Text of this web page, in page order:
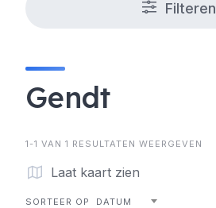
Filteren
Gendt
1-1 VAN 1 RESULTATEN WEERGEVEN
Laat kaart zien
SORTEER OP DATUM